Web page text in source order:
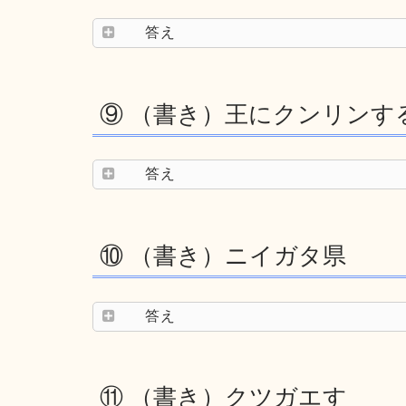
答え
⑨ （書き）王にクンリンす
答え
⑩ （書き）ニイガタ県
答え
⑪ （書き）クツガエす